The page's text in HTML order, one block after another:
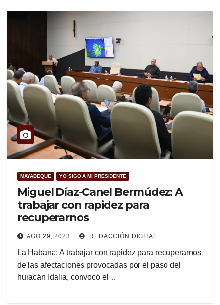
MAYABEQUE YO SIGO A MI PRESIDENTE
Miguel Díaz-Canel Bermúdez: A
trabajar con rapidez para
recuperarnos
AGO 29, 2023 REDACCIÓN DIGITAL
La Habana: A trabajar con rapidez para recuperarnos
de las afectaciones provocadas por el paso del
huracán Idalia, convocó el…